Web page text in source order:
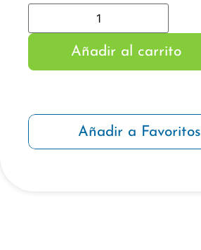
Añadir al carrito
Añadir a Favoritos